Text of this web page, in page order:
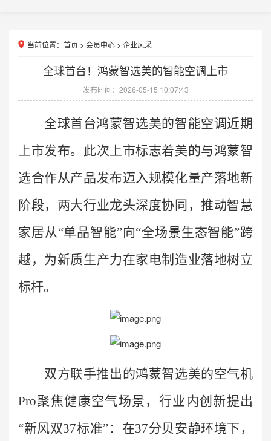
当前位置： 首页 > 会员中心 > 企业风采
全球首台！鸿蒙智选美的智能空调上市
发布时间：2026-05-15 10:07:43
全球首台鸿蒙智选美的智能空调近期
上市发布。此次上市标志着美的与鸿蒙智
选合作从产品发布迈入规模化量产落地新
阶段，两大行业龙头深度协同，推动智慧
家居从“单品智能”向“全场景生态智能”跨
越，为新质生产力在家电制造业落地树立
标杆。
双方联手推出的鸿蒙智选美的空气机
Pro聚焦健康空气场景， 行业内创新提出
“新风双37标准”：在37分贝安静环境下，